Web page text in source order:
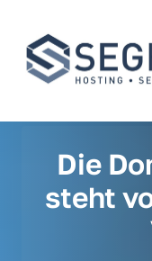
Die
steht